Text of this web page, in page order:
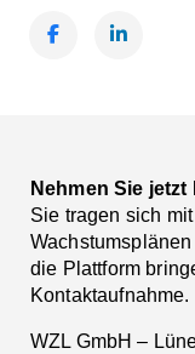
Nehmen Sie
Sie tragen sich
die Plattform
Kontaktaufnahme.
WZL GmbH –